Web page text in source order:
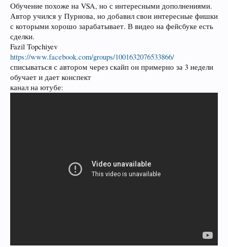
Обучение похоже на VSA, но с интересными дополнениями.
Автор учился у Пурнова, но добавил свои интересные фишки
с которыми хорошо зарабатывает. В видео на фейсбуке есть
сделки.
Fazil Topchiyev
https://www.facebook.com/groups/1001632076533866/
списываться с автором через скайп он примерно за 3 недели
обучает и дает конспект
канал на ютубе: